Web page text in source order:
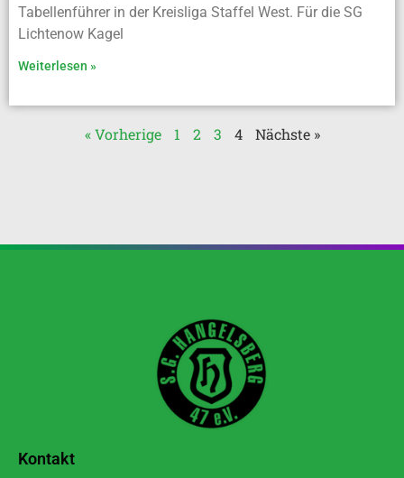
Tabellenführer in der Kreisliga Staffel West. Für die SG
Lichtenow Kagel
Weiterlesen »
« Vorherige 1 2 3 4 Nächste »
Kontakt